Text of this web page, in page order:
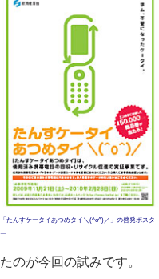
「たんすケータイあつめタイ＼(^o^)／」の啓発ポスタ
ー
たのが今回の試みです。